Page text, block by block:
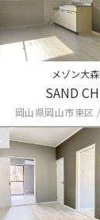
メゾン大
SAND
岡山県岡山市東区